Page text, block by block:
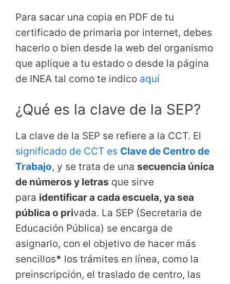
Para sacar una copia en PDF de tu
certificado de primaria por internet, debes
hacerlo o bien desde la web del organismo
que aplique a tu estado o desde la página
de INEA tal como te indico aquí
¿Qué es la clave de la SEP?
La clave de la SEP se refiere a la CCT. El
significado de CCT es Clave de Centro de
Trabajo, y se trata de una secuencia única
de números y letras que sirve
para identificar a cada escuela, ya sea
pública o privada. La SEP (Secretaria de
Educación Pública) se encarga de
asignarlo, con el objetivo de hacer más
sencillos* los trámites en línea, como la
preinscripción, el traslado de centro, las